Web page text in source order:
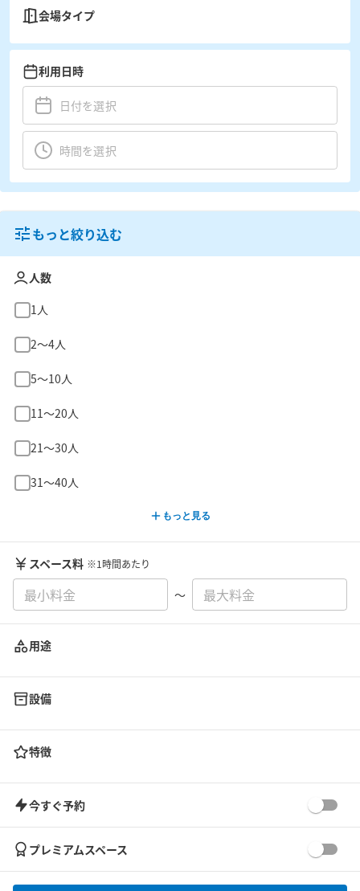
会場タイプ
利用日時
もっと絞り込む
人数
1人
2〜4人
5〜10人
11〜20人
21〜30人
31〜40人
もっと見る
スペース料 ※1時間あたり
〜
用途
設備
特徴
今すぐ予約
プレミアムスペース